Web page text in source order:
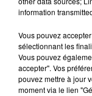
Elle brouille les
information
Vous pouvez
sélectionnant les
Vous pouvez
accepter". Vos
pouvez mettre à jour
moment via le lien